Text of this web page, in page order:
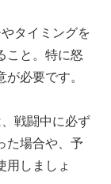
タイミングを
こと。特に怒
必要です。
戦闘中に必ず
た場合や、予
用しましょ